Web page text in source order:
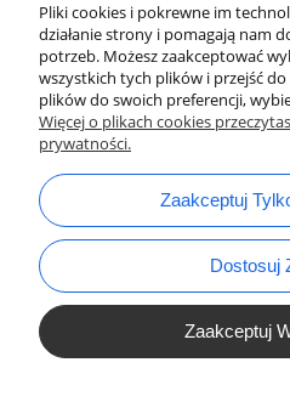
email:
Pliki cookies i pokrewne im
działanie strony i pomagają nam
potrzeb. Możesz zaakceptować
wszystkich tych plików i przejść
plików do swoich preferencji,
Więcej o plikach cookies
prywatności.
Zaakceptuj
Dostosuj
Zaakceptuj